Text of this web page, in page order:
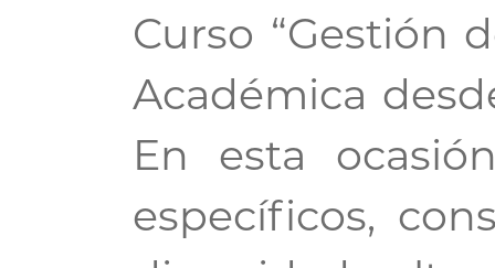
Curso “Gestión
Académica
En esta
específicos,